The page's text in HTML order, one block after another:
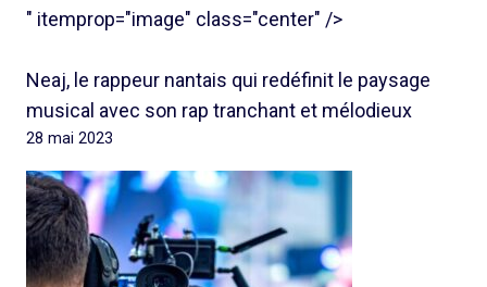
" itemprop="image" class="center" />
Neaj, le rappeur nantais qui redéfinit le paysage
musical avec son rap tranchant et mélodieux
28 mai 2023